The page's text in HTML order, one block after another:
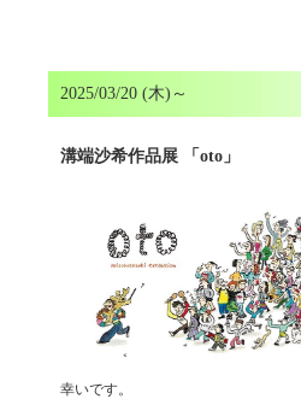
2025/03/20 (木)～
溝端沙希作品展 「oto」
幸いです。